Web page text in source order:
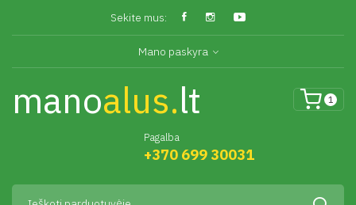
Sekite mus:
Mano paskyra
manoalus.lt
Pagalba
+370 699 30031
1